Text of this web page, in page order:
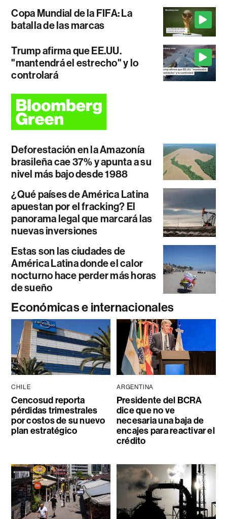
Copa Mundial de la FIFA: La
batalla de las marcas
Trump afirma que EE.UU.
"mantendrá el estrecho" y lo
controlará
Deforestación en la Amazonía
brasileña cae 37% y apunta a su
nivel más bajo desde 1988
¿Qué países de América Latina
apuestan por el fracking? El
panorama legal que marcará las
nuevas inversiones
Estas son las ciudades de
América Latina donde el calor
nocturno hace perder más horas
de sueño
Económicas e internacionales
CHILE
Cencosud reporta
pérdidas trimestrales
por costos de su nuevo
plan estratégico
ARGENTINA
Presidente del BCRA
dice que no ve
necesaria una baja de
encajes para reactivar el
crédito